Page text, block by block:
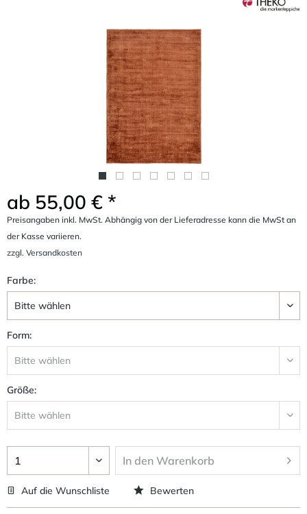
ab 55,00 € *
Preisangaben inkl. MwSt. Abhängig von der Lieferadresse kann die MwSt an
der Kasse variieren.
zzgl. Versandkosten
Farbe:
Form:
Größe:
In den Warenkorb
Auf die Wunschliste Bewerten